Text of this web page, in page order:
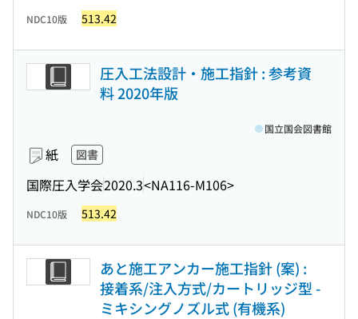
NDC10版 513.42
圧入工法設計・施工指針 : 参考資
料 2020年版
紙 図書
国際圧入学会2020.3<NA116-M106>
国立国会図書館
NDC10版 513.42
あと施工アンカー施工指針 (案) :
接着系/注入方式/カートリッジ型 -
ミキシングノズル式 (有機系)